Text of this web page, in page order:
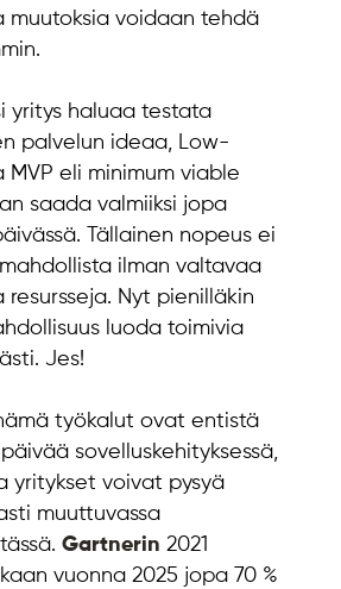
muutoksia voidaan tehdä
yritys haluaa testata
palvelun ideaa, Low-
eli minimum viable
saada valmiiksi jopa
Tällainen nopeus ei
ilman valtavaa
resursseja. Nyt pienilläkin
luoda toimivia
Jes!
työkalut ovat entistä
sovelluskehityksessä,
yritykset voivat pysyä
muuttuvassa
Gartnerin 2021
vuonna 2025 jopa 70 %